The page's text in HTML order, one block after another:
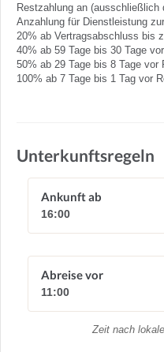
Restzahlung an
Anzahlung für Dienstleistung
20% ab Vertragsabschluss bis
40% ab 59 Tage bis 30 Tage
50% ab 29 Tage bis 8 Tage vor
100% ab 7 Tage bis 1 Tag vor
Unterkunftsregeln
Ankunft ab
16:00
Abreise vor
11:00
Zeit nach